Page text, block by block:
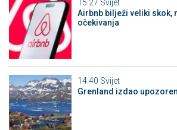
15:27 Svijet
Airbnb bilježi veliki skok,
očekivanja
14:40 Svijet
Grenland izdao